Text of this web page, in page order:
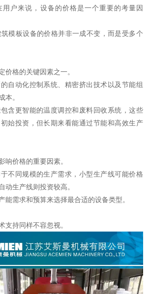
用户来说，设备的价格是一个重要的考量因
模板设备的价格并非一成不变，而是受多个
价格的关键因素之一。
自动化控制系统、精密挤出技术以及节能组
本。
含更智能的温度调控和废料回收系统，这些
始投资，但长期来看能通过节能和高效生产
响价格的重要因素。
不同规模的生产需求，小型生产线可能价格
动生产线则投资较高。
能需求和预算来选择最合适的设备类型。
支持同样不容忽视。